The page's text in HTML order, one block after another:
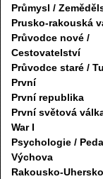
Průmysl /
Prusko-rakouská
Průvodce nové /
Cestovatelství
Průvodce staré /
První
První republika
První světová
War I
Psychologie /
Výchova
Rakousko-